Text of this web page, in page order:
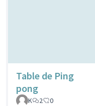
Table de Ping
pong
K
2 0